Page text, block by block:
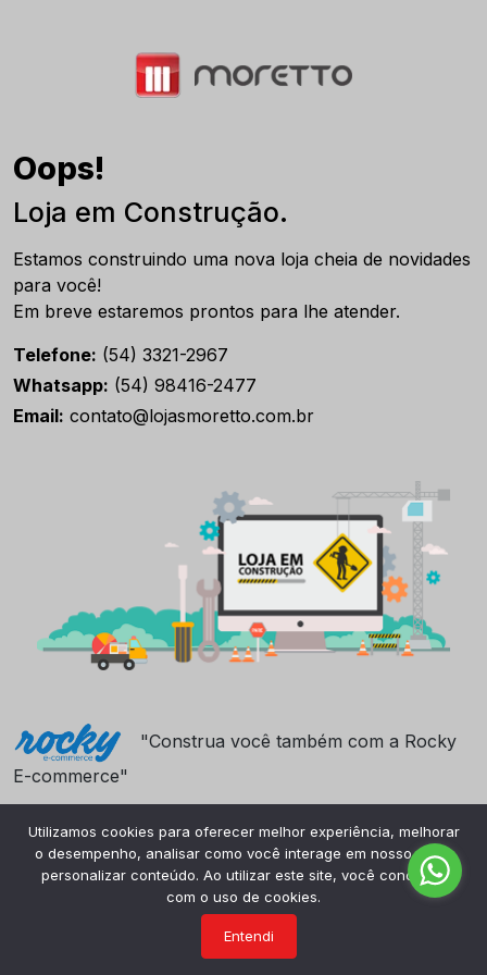
Oops!
Loja em Construção.
Estamos construindo uma nova loja cheia de novidades
para você!
Em breve estaremos prontos para lhe atender.
Telefone: (54) 3321-2967
Whatsapp: (54) 98416-2477
Email: contato@lojasmoretto.com.br
"Construa você também com a Rocky
E-commerce"
Utilizamos cookies para oferecer melhor experiência, melhorar
o desempenho, analisar como você interage em nosso site e
personalizar conteúdo. Ao utilizar este site, você concorda
com o uso de cookies.
Entendi